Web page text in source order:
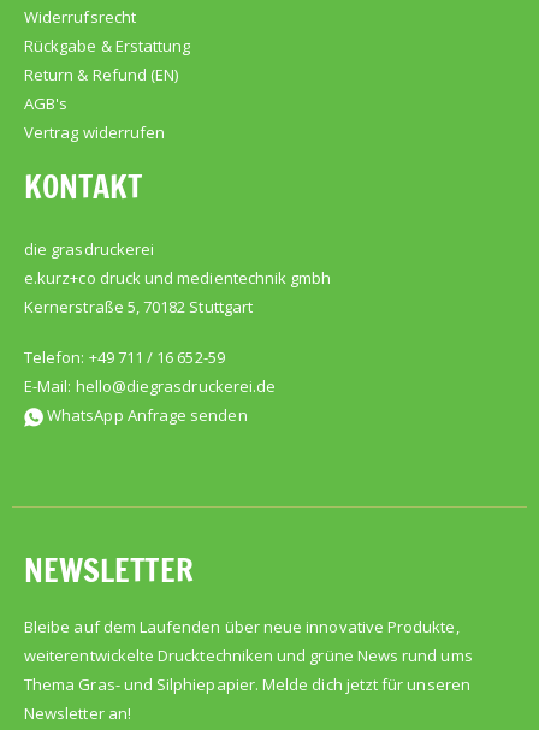
Widerrufsrecht
Rückgabe & Erstattung
Return & Refund (EN)
AGB's
Vertrag widerrufen
KONTAKT
die grasdruckerei
e.kurz+co druck und medientechnik gmbh
Kernerstraße 5, 70182 Stuttgart
Telefon: +49 711 / 16 652-59
E-Mail: hello@diegrasdruckerei.de
WhatsApp Anfrage senden
NEWSLETTER
Bleibe auf dem Laufenden über neue innovative Produkte,
weiterentwickelte Drucktechniken und grüne News rund ums
Thema Gras- und Silphiepapier. Melde dich jetzt für unseren
Newsletter an!